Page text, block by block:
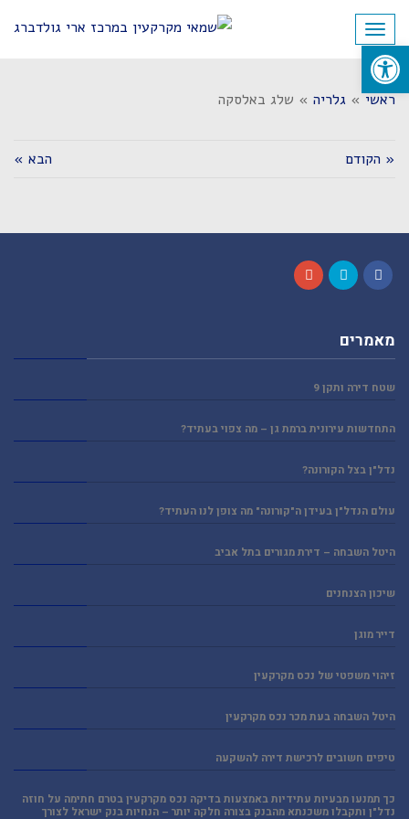
פתח סרגל נגישות
לתוכן
תפריט
ראשי » גלריה » שלג באלסקה
« הקודם הבא »
מאמרים
שטח דירה ותקן 9
התחדשות עירונית ברמת גן – מה צפוי בעתיד?
נדל"ן בצל הקורונה?
עולם הנדל"ן בעידן ה"קורונה" מה צופן לנו העתיד?
היטל השבחה – דירת מגורים בתל אביב
שיכון הצנחנים
דייר מוגן
זיהוי משפטי של נכס מקרקעין
היטל השבחה בעת מכר נכס מקרקעין
טיפים חשובים לרכישת דירה להשקעה
כך תמנעו מבעיות עתידיות באמצעות בדיקה נכס מקרקעין בטרם חתימה על חוזה
נדל"ן ותקבלו משכנתא מהבנק בצורה חלקה יותר – הנחיות בנק ישראל לצורך